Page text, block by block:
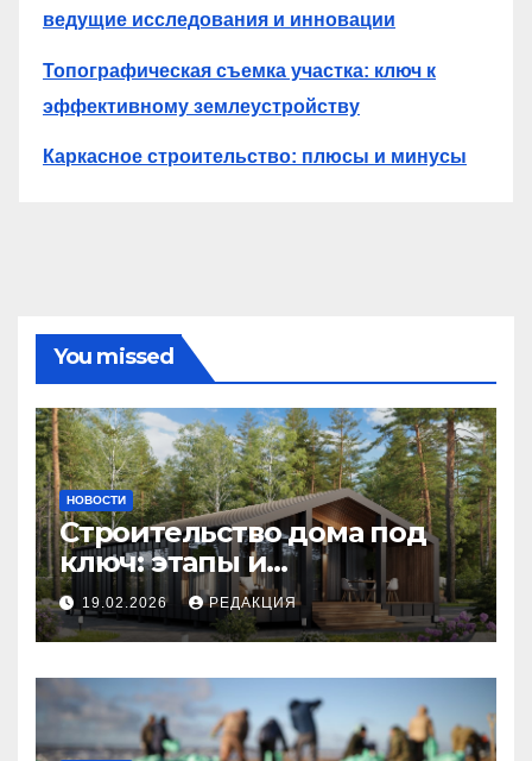
ведущие исследования и инновации
Топографическая съемка участка: ключ к
эффективному землеустройству
Каркасное строительство: плюсы и минусы
You missed
НОВОСТИ
Строительство дома под
ключ: этапы и
планирование бюджета
19.02.2026 РЕДАКЦИЯ